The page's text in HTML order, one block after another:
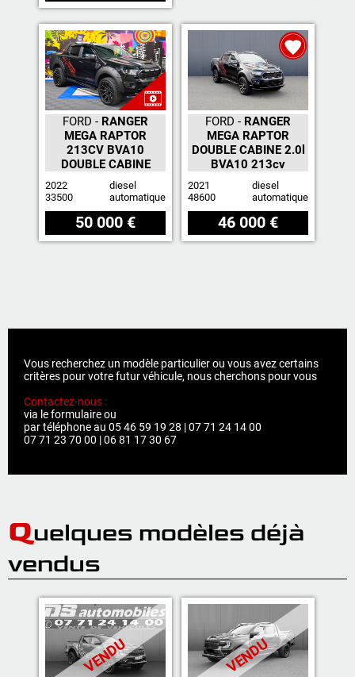
FORD - RANGER
MEGA RAPTOR
213CV BVA10
DOUBLE CABINE
2022
33500
diesel
automatique
50 000 €
FORD - RANGER
MEGA RAPTOR
DOUBLE CABINE 2.0l
BVA10 213cv
2021
48600
diesel
automatique
46 000 €
Vous recherchez un modèle particulier ou vous avez certains
critères pour votre futur véhicule, nous cherchons pour vous
Contactez-nous :
via le formulaire ou
par téléphone au 05 46 59 19 28 | 07 71 24 14 00
07 71 23 70 00 | 06 81 17 30 67
Quelques modèles déjà
vendus
VENDU VENDU